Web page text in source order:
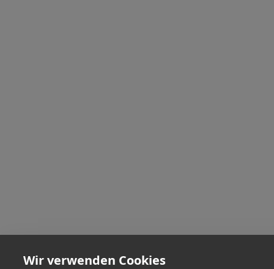
Wir verwenden Cookies